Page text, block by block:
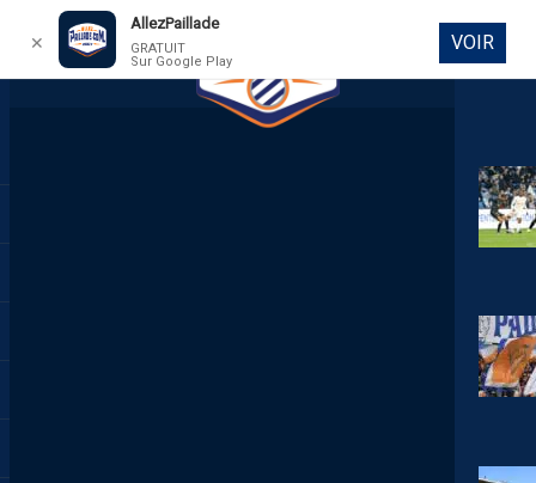
DIRECT
✕
AllezPaillade
GRATUIT
Sur Google Play
VOIR